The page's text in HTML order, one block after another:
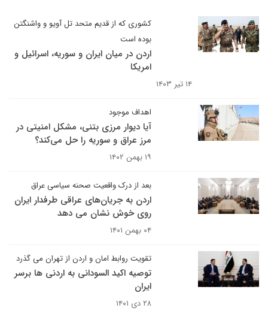
کشوری که از قدیم متحد تل آویو و واشنگتن
بوده است
اردن در میان ایران و سوریه، اسرائیل و
امریکا
۱۴ تیر ۱۴۰۳
اهداف موجود
آیا دیوار مرزی بتنی، مشکل امنیتی در
مرز عراق و سوریه را حل می‌کند؟
۱۹ بهمن ۱۴۰۲
بعد از درک واقعیت صحنه سیاسی عراق
اردن به جریان‌های عراقی طرفدار ایران
روی خوش نشان می دهد
۰۴ بهمن ۱۴۰۱
تقویت روابط امان و اردن از تهران می گذرد
توصیه اکید السودانی به اردنی ها برسر
ایران
۲۸ دی ۱۴۰۱